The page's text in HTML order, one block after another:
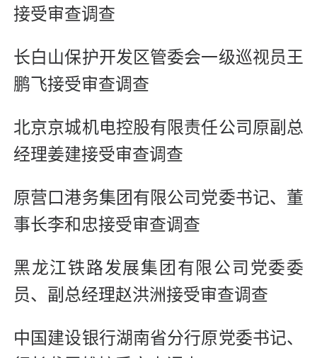
接受审查调查
长白山保护开发区管委会一级巡视员王
鹏飞接受审查调查
北京京城机电控股有限责任公司原副总
经理姜建接受审查调查
原营口港务集团有限公司党委书记、董
事长李和忠接受审查调查
黑龙江铁路发展集团有限公司党委委
员、副总经理赵洪洲接受审查调查
中国建设银行湖南省分行原党委书记、